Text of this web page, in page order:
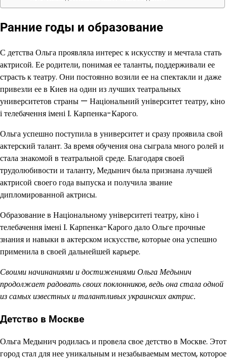
Ранние годы и образование
С детства Ольга проявляла интерес к искусству и мечтала стать
актрисой. Ее родители, понимая ее таланты, поддерживали ее
страсть к театру. Они постоянно возили ее на спектакли и даже
привезли ее в Киев на один из лучших театральных
университетов страны — Національний університет театру, кіно
і телебачення імені І. Карпенка-Карого.
Ольга успешно поступила в университет и сразу проявила свой
актерский талант. За время обучения она сыграла много ролей и
стала знакомой в театральной среде. Благодаря своей
трудолюбивости и таланту, Медынич была признана лучшей
актрисой своего года выпуска и получила звание
дипломированной актрисы.
Образование в Національному університеті театру, кіно і
телебачення імені І. Карпенка-Карого дало Ольге прочные
знания и навыки в актерском искусстве, которые она успешно
применила в своей дальнейшей карьере.
Своими начинаниями и достижениями Ольга Медынич
продолжает радовать своих поклонников, ведь она стала одной
из самых известных и талантливых украинских актрис.
Детство в Москве
Ольга Медынич родилась и провела свое детство в Москве. Этот
город стал для нее уникальным и незабываемым местом, которое